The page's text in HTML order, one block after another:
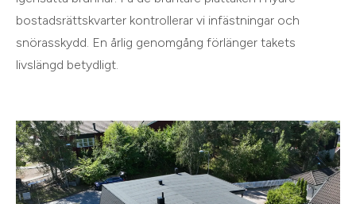
bostadsrättskvarter kontrollerar vi infästningar och
snörasskydd. En årlig genomgång förlänger takets
livslängd betydligt.